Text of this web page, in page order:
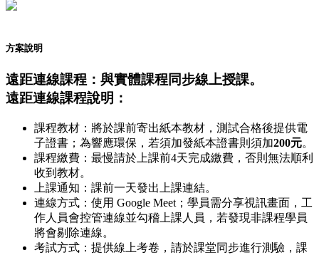
方案說明
遠距連線課程：與實體課程同步線上授課。
遠距連線課程說明：
課程教材：將於課前寄出紙本教材，測試合格後提供電
子證書；為響應環保，若須加發紙本證書則須加200元。
課程繳費：最慢請於上課前4天完成繳費，否則無法順利
收到教材。
上課通知：課前一天發出上課連結。
連線方式：使用 Google Meet；學員需分享視訊畫面，工
作人員會控管連線並勾稽上課人員，若發現非課程學員
將會剔除連線。
考試方式：提供線上考卷，請於課堂同步進行測驗，課